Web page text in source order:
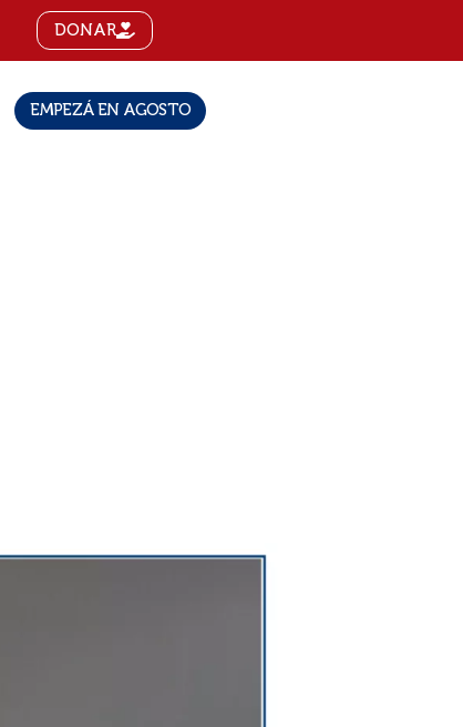
DONAR
EMPEZÁ EN AGOSTO